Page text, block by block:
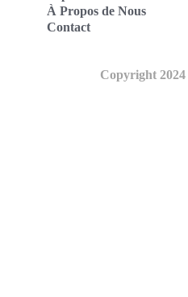
À Propos de Nous
Contact
Copyright